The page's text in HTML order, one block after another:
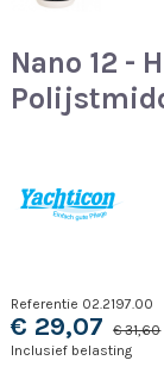
Nano 12 -
Referentie 02.2197.00
€ 29,07 € 31,60
Inclusief belasting